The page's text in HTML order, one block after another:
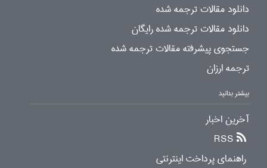
دانلود مقالات ترجمه شده
دانلود مقالات ترجمه شده رایگان
جستجوی پیشرفته مقالات ترجمه شده
ترجمه ارزان
بیشتر بدانید
آخرین اخبار
RSS
راهنمای پرداخت اینترنتی